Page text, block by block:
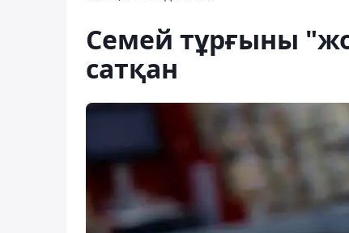
Семей тұрғыны
сатқан